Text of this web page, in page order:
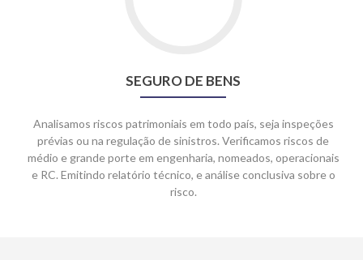
SEGURO DE BENS
Analisamos riscos patrimoniais em todo país, seja inspeções
prévias ou na regulação de sinistros. Verificamos riscos de
médio e grande porte em engenharia, nomeados, operacionais
e RC. Emitindo relatório técnico, e análise conclusiva sobre o
risco.